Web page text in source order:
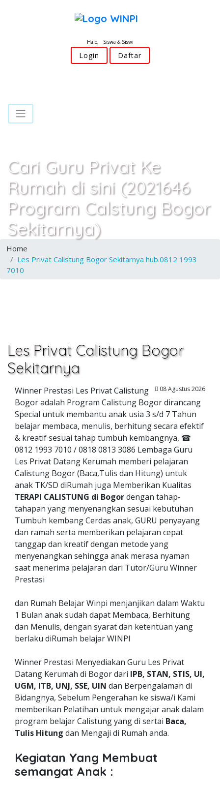
Halo, Siswa & Siswi
Login Daftar
Cari Guru Privat Ke
Rumah di sini (2021646
Program Calstung Bogor
Sekitarnya)
Home
Les Privat Calistung Bogor Sekitarnya hub.0812 1993
7010
Les Privat Calistung Bogor
Sekitarnya
08 Agustus 2026
Winner Prestasi Les Privat Calistung
Bogor adalah Program Calistung Bogor dirancang
Special untuk membantu anak usia 3 s/d 7 Tahun
belajar membaca, menulis, berhitung secara efektif
& kreatif sesuai tahap tumbuh kembangnya, ☎
0812 1993 7010 / 0818 0813 3086 Lembaga Guru
Les Privat Datang Kerumah memberi pelajaran
Calistung Bogor (Baca,Tulis dan Hitung) untuk
anak TK/SD diRumah juga Memberikan Kualitas
TERAPI CALISTUNG di Bogordengan tahap-
tahapan yang menyenangkan sesuai kebutuhan
Tumbuh kembang Cerdas anak, GURU penyayang
dan ramah serta memberikan pelajaran cepat
tanggap dan kreatif dengan metode yang
menyenangkan sehingga anak merasa nyaman
saat menerima pelajaran dari Tutor/Guru Winner
Prestasi
dan Rumah Belajar Winpi menjanjikan dalam Waktu
1 Bulan anak sudah dapat Membaca, Berhitung
dan Menulis, dengan syarat dan ketentuan yang
berlaku diRumah belajar WINPI
Winner Prestasi Menyediakan Guru Les Privat
Datang Kerumah di Bogor dari IPB, STAN, STIS, UI,
UGM, ITB, UNJ, SSE, UIN dan Berpengalaman di
Bidangnya, Sebelum Pengerahan ke siswa/i Kami
memberikan Pelatihan untuk mengajar anak dalam
program belajar Calistung yang di sertai Baca,
Tulis Hitung dan Mengaji di Rumah anda.
Kegiatan Yang Membuat
semangat Anak :